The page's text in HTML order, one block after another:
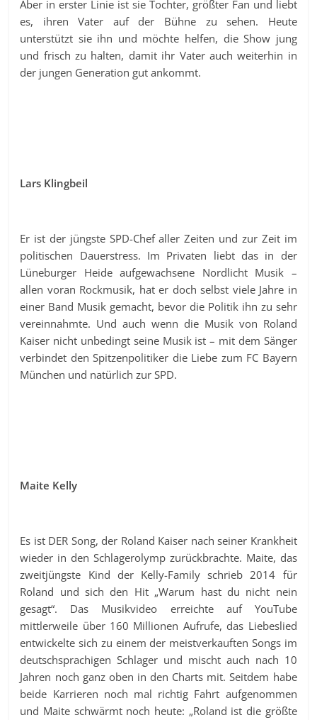
Aber in erster Linie ist sie Tochter, größter Fan und liebt
es, ihren Vater auf der Bühne zu sehen. Heute
unterstützt sie ihn und möchte helfen, die Show jung
und frisch zu halten, damit ihr Vater auch weiterhin in
der jungen Generation gut ankommt.
Lars Klingbeil
Er ist der jüngste SPD-Chef aller Zeiten und zur Zeit im
politischen Dauerstress. Im Privaten liebt das in der
Lüneburger Heide aufgewachsene Nordlicht Musik –
allen voran Rockmusik, hat er doch selbst viele Jahre in
einer Band Musik gemacht, bevor die Politik ihn zu sehr
vereinnahmte. Und auch wenn die Musik von Roland
Kaiser nicht unbedingt seine Musik ist – mit dem Sänger
verbindet den Spitzenpolitiker die Liebe zum FC Bayern
München und natürlich zur SPD.
Maite Kelly
Es ist DER Song, der Roland Kaiser nach seiner Krankheit
wieder in den Schlagerolymp zurückbrachte. Maite, das
zweitjüngste Kind der Kelly-Family schrieb 2014 für
Roland und sich den Hit „Warum hast du nicht nein
gesagt“. Das Musikvideo erreichte auf YouTube
mittlerweile über 160 Millionen Aufrufe, das Liebeslied
entwickelte sich zu einem der meistverkauften Songs im
deutschsprachigen Schlager und mischt auch nach 10
Jahren noch ganz oben in den Charts mit. Seitdem habe
beide Karrieren noch mal richtig Fahrt aufgenommen
und Maite schwärmt noch heute: „Roland ist die größte